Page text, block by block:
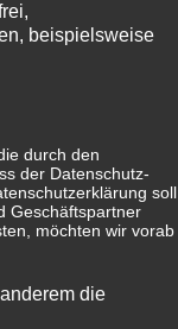
und
eine
Oberursel
2023 die
Zauberwald
beispielsweise
durch den
der Datenschutz-
soll
Geschäftspartner
möchten wir vorab
die